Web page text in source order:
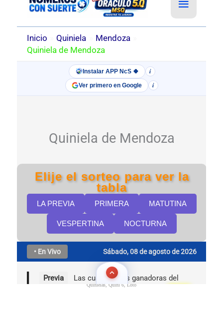
Quinielas, Quini 6, Loto